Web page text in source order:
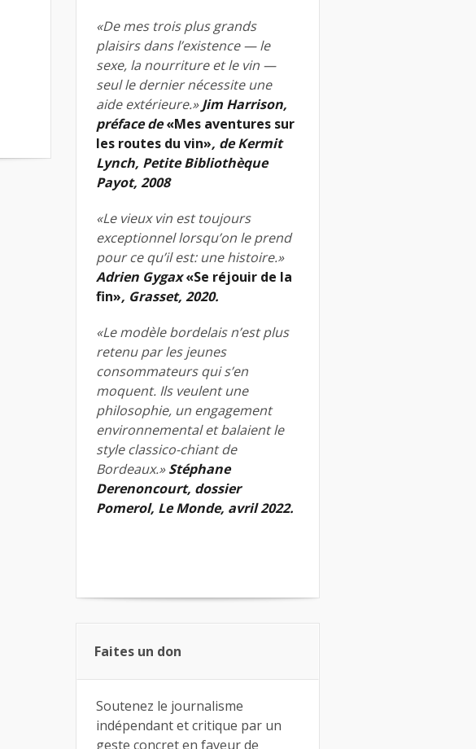
«De mes trois plus grands
plaisirs dans l’existence — le
sexe, la nourriture et le vin —
seul le dernier nécessite une
aide extérieure.»Jim Harrison,
préface de«Mes aventures sur
les routes du vin», de Kermit
Lynch, Petite Bibliothèque
Payot, 2008
«Le vieux vin est toujours
exceptionnel lorsqu’on le prend
pour ce qu’il est: une histoire.»
Adrien Gygax«Se réjouir de la
fin», Grasset, 2020.
«Le modèle bordelais n’est plus
retenu par les jeunes
consommateurs qui s’en
moquent. Ils veulent une
philosophie, un engagement
environnemental et balaient le
style classico-chiant de
Bordeaux.»Stéphane
Derenoncourt, dossier
Pomerol, Le Monde, avril 2022.
Faites un don
Soutenez le journalisme
indépendant et critique par un
geste concret en faveur de